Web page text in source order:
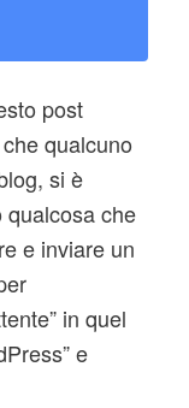
post
qualcuno
si è
qualcosa che
e inviare un
in quel
e